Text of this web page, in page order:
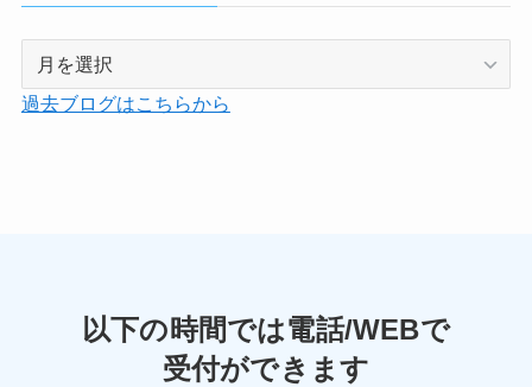
カ
過去ブログはこちらから
以下の時間では電話/WEBで
受付ができます